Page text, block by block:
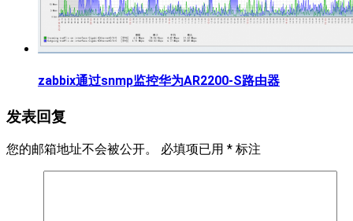
zabbix通过snmp监控华为AR2200-S路由器
发表回复
您的邮箱地址不会被公开。 必填项已用 * 标注